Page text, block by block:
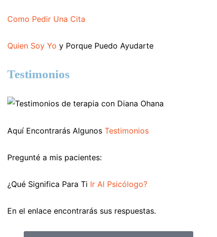
Como Pedir Una Cita
Quien Soy Yo y Porque Puedo Ayudarte
Testimonios
Aquí Encontrarás Algunos Testimonios
Pregunté a mis pacientes:
¿Qué Significa Para Ti Ir Al Psicólogo?
En el enlace encontrarás sus respuestas.